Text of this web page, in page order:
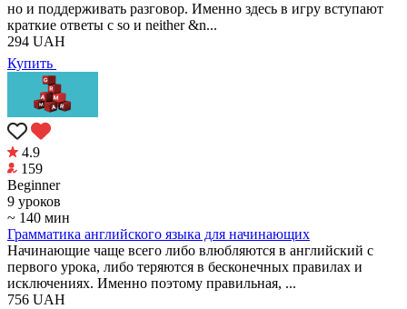
но и поддерживать разговор. Именно здесь в игру вступают
краткие ответы с so и neither &n...
294 UAH
Купить
4.9
159
Beginner
9 уроков
~ 140 мин
Грамматика английского языка для начинающих
Начинающие чаще всего либо влюбляются в английский с
первого урока, либо теряются в бесконечных правилах и
исключениях. Именно поэтому правильная, ...
756 UAH